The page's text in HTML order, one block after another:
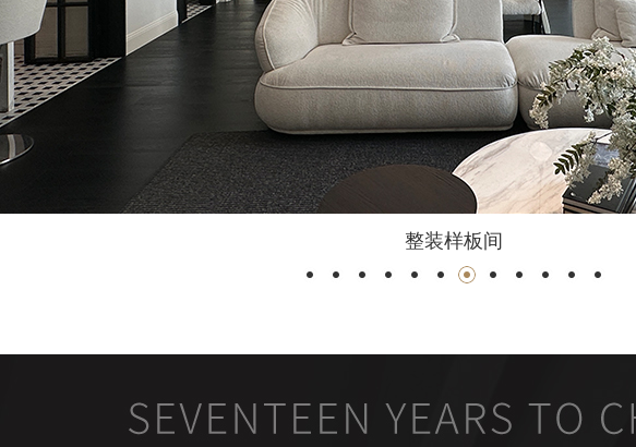
水电工艺展示区